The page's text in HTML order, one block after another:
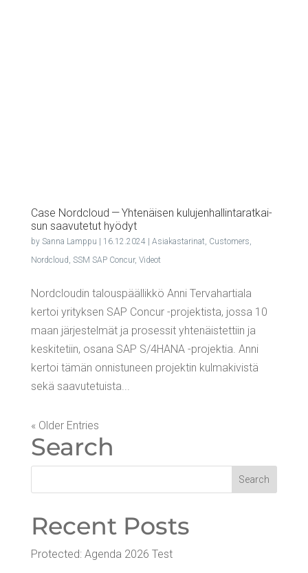
Case Nordcloud — Yhtenäisen kulu­jen­hal­lin­ta­rat­kai­
sun saa­vu­te­tut hyödyt
by Sanna Lamppu 16.12.2024 Asiakastarinat, Customers,
Nordcloud, SSM SAP Concur, Videot
Nordcloudin talouspäällikkö Anni Tervahartiala
kertoi yrityksen SAP Concur -projektista, jossa 10
maan järjestelmät ja prosessit yhtenäistettiin ja
keskitetiin, osana SAP S/4HANA -projektia. Anni
kertoi tämän onnistuneen projektin kulmakivistä
sekä saavutetuista...
« Older Entries
Search
Recent Posts
Pro­tec­ted: Agen­da 2026 Test